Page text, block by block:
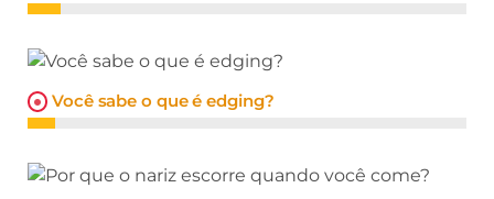
Você sabe o que é edging?